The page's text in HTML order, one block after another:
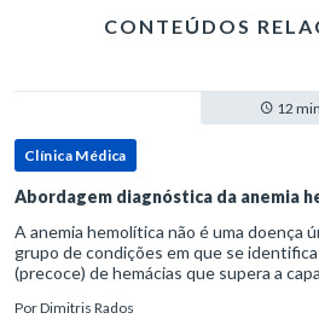
CONTEÚDOS
12
Clínica Médica
Abordagem diagnóstica da anemia
A anemia hemolítica não é uma doença
grupo de condições em que se
(precoce) de hemácias que supera a
PorDimitris Rados